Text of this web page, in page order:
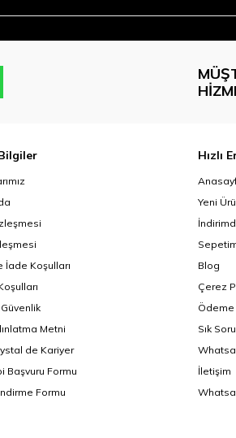
İade Koşulları
Metni
de Kariyer
Başvuru Formu
Formu
Hızlı
Yeni
Blog
Çerez
Ödeme
Sık
İletişim